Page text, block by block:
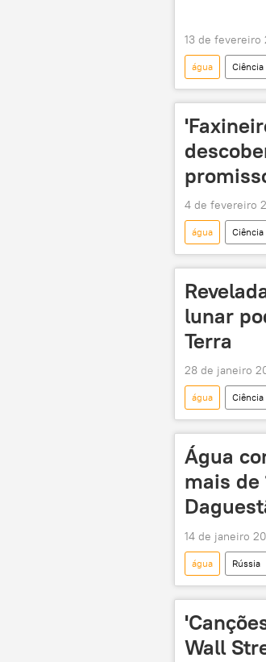
13 de fevereiro
água Ciência
poluição
4 de fevereiro
água Ciência
petróleo
lunar
Terra
28 de janeiro
água Ciência
satélite
Água
mais de
14 de janeiro
água Rússia
saúde
Wall